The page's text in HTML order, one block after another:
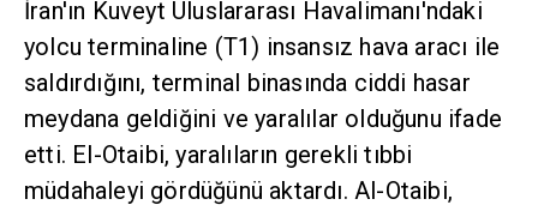
İran'ın Kuveyt Uluslararası Havalimanı'ndaki
yolcu terminaline (T1) insansız hava aracı ile
saldırdığını, terminal binasında ciddi hasar
meydana geldiğini ve yaralılar olduğunu ifade
etti. El-Otaibi, yaralıların gerekli tıbbi
müdahaleyi gördüğünü aktardı. Al-Otaibi,